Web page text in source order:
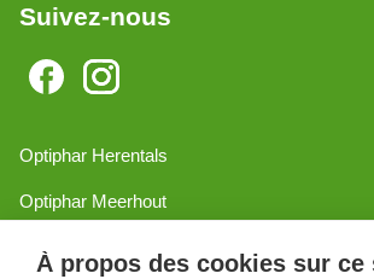
À propos des cookies sur ce
Suivez-nous
Optiphar Herentals
Optiphar Meerhout
Optiphar Geel - Dr. van de Perrestraat